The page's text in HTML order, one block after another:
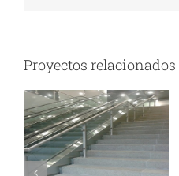
Proyectos relacionados